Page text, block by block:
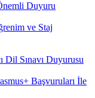
Duyuru
ve Staj
Dil Sınavı Duyurusu
Başvuruları İle